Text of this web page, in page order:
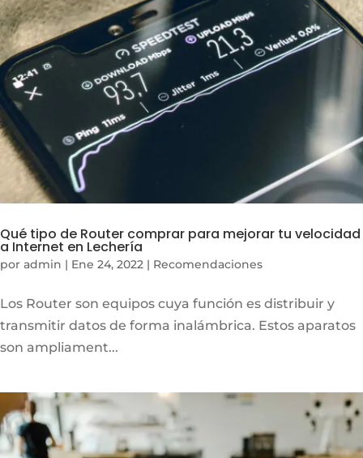
Qué tipo de Router comprar para mejorar tu velocidad
a Internet en Lechería
por admin | Ene 24, 2022 | Recomendaciones
Los Router son equipos cuya función es distribuir y
transmitir datos de forma inalámbrica. Estos aparatos
son ampliament...